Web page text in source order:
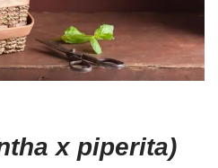
x piperita)